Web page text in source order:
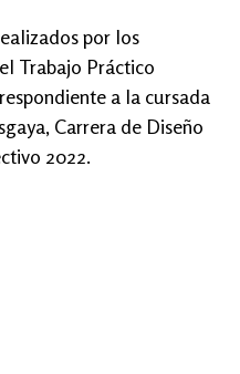
por los
Trabajo Práctico
a la cursada
Carrera de Diseño
2022.